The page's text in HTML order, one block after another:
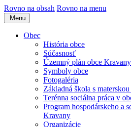
Rovno na obsah Rovno na menu
Menu
Obec
História obce
Súčasnosť
Územný plán obce Kravany
Symboly obce
Fotogaléria
Základná škola s
Terénna sociálna práca v
Program hospodárskeho a
Kravany
Organizácie